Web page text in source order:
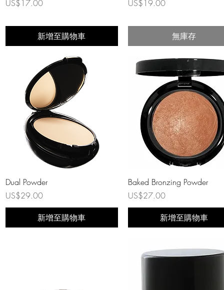
價格
US$17.00
新增至購物車
價格
US$19.00
無庫存
快速瀏覽
Dual Powder
價格
US$29.00
新增至購物車
快速瀏覽
Baked Bronzing Powder
價格
US$27.00
新增至購物車